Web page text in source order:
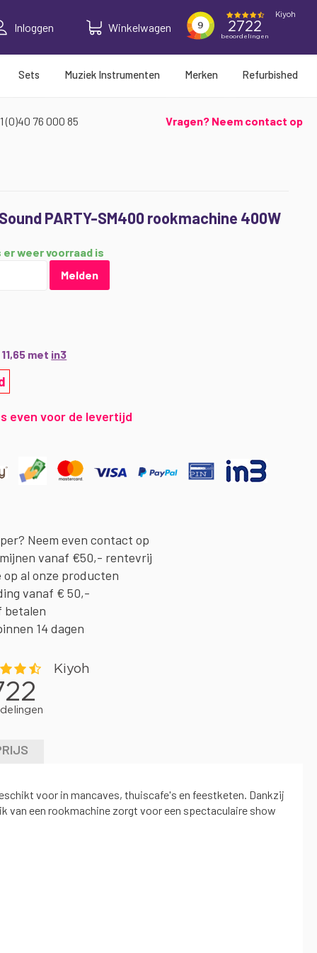
Inloggen Winkelwagen
Sets Muziek Instrumenten Merken Refurbished
(0)40 76 000 85 Vragen? Neem contact op
PARTY-SM400 rookmachine 400W
weer voorraad is
Melden
met in3
even voor de levertijd
Neem even contact op
vanaf €50,- rentevrij
op al onze producten
vanaf € 50,-
betalen
14 dagen
voor in mancaves, thuiscafe's en feestketen. Dankzij
van een rookmachine zorgt voor een spectaculaire show